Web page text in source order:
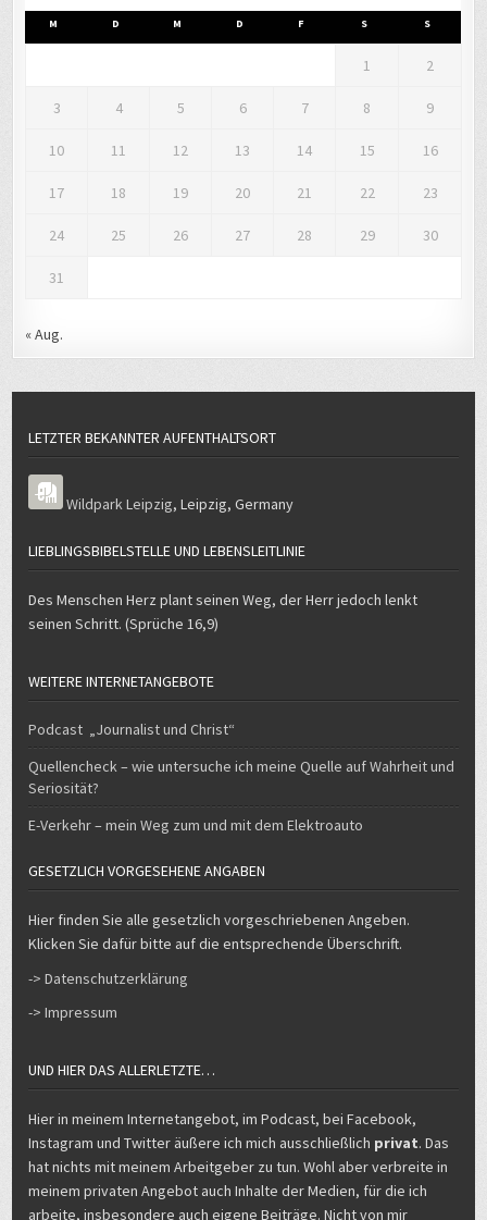
M D M D F S S
1 2
3 4 5 6 7 8 9
10 11 12 13 14 15 16
17 18 19 20 21 22 23
24 25 26 27 28 29 30
31
« Aug.
LETZTER BEKANNTER AUFENTHALTSORT
Wildpark Leipzig,Leipzig,Germany
LIEBLINGSBIBELSTELLE UND LEBENSLEITLINIE
Des Menschen Herz plant seinen Weg, der Herr jedoch lenkt
seinen Schritt. (Sprüche 16,9)
WEITERE INTERNETANGEBOTE
Podcast „Journalist und Christ“
Quellencheck – wie untersuche ich meine Quelle auf Wahrheit und
Seriosität?
E-Verkehr – mein Weg zum und mit dem Elektroauto
GESETZLICH VORGESEHENE ANGABEN
Hier finden Sie alle gesetzlich vorgeschriebenen Angeben.
Klicken Sie dafür bitte auf die entsprechende Überschrift.
-> Datenschutzerklärung
-> Impressum
UND HIER DAS ALLERLETZTE…
Hier in meinem Internetangebot, im Podcast, bei Facebook,
Instagram und Twitter äußere ich mich ausschließlich privat. Das
hat nichts mit meinem Arbeitgeber zu tun. Wohl aber verbreite in
meinem privaten Angebot auch Inhalte der Medien, für die ich
arbeite, insbesondere auch eigene Beiträge. Nicht von mir